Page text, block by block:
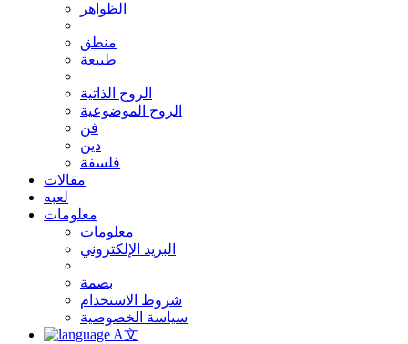
الظواهر
منطق
طبيعة
الروح الذاتية
الروح الموضوعية
فن
دين
فلسفة
مقالات
لعبه
معلومات
معلومات
البريد الإلكتروني
بصمة
شروط الاستخدام
سياسة الخصوصية
A文